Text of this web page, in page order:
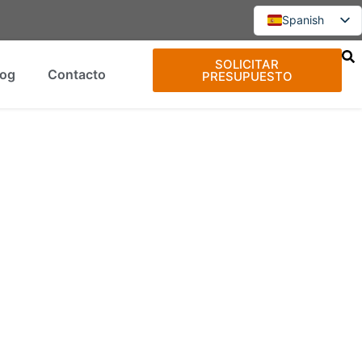
Spanish
English
Portuguese
Contacto
SOLICITAR
PRESUPUESTO